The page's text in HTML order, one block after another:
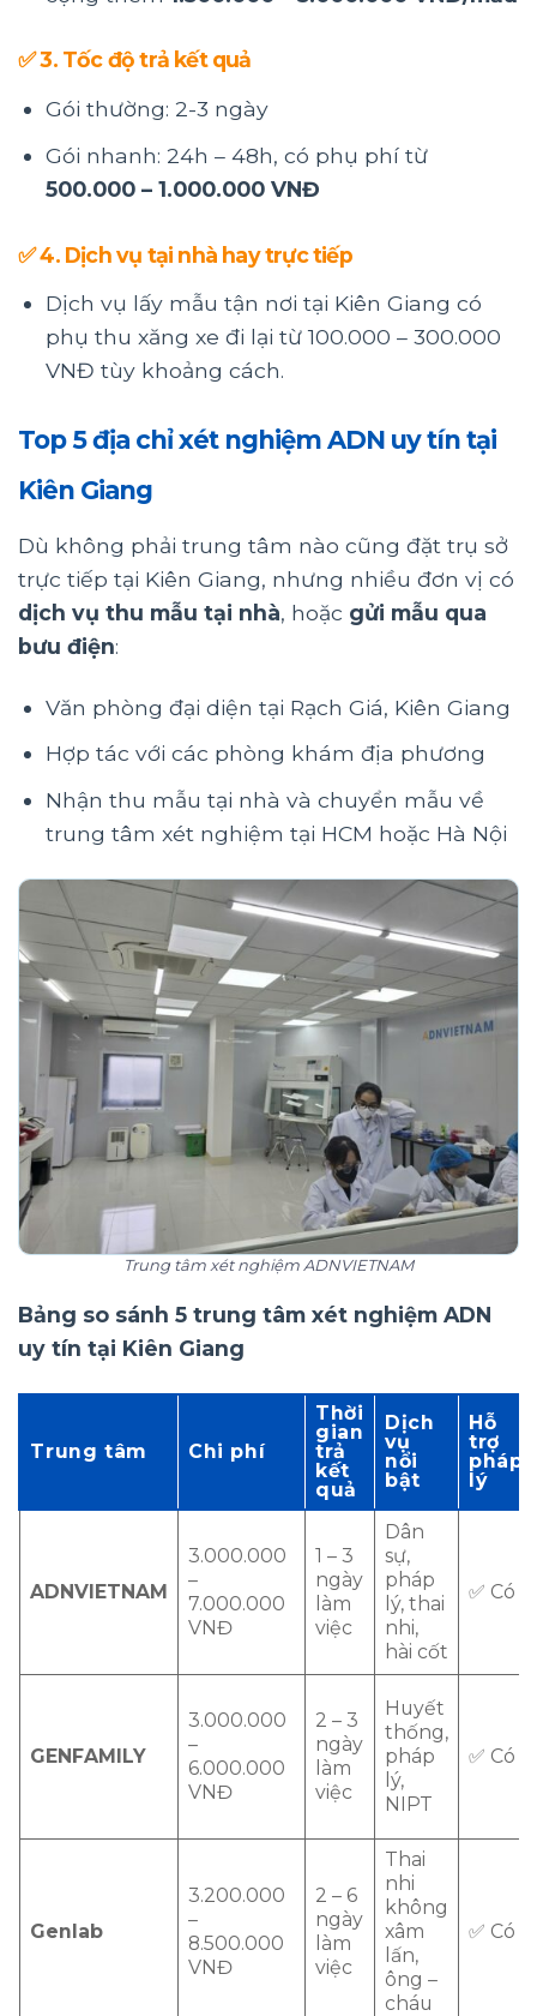
✅3. Tốc độ trả kết quả
Gói thường: 2-3 ngày
Gói nhanh: 24h – 48h, có phụ phí từ
500.000 – 1.000.000 VNĐ
✅4. Dịch vụ tại nhà hay trực tiếp
Dịch vụ lấy mẫu tận nơi tại Kiên Giang có
phụ thu xăng xe đi lại từ 100.000 – 300.000
VNĐ tùy khoảng cách.
Top 5 địa chỉ xét nghiệm ADN uy tín tại
Kiên Giang
Dù không phải trung tâm nào cũng đặt trụ sở
trực tiếp tại Kiên Giang, nhưng nhiều đơn vị có
dịch vụ thu mẫu tại nhà, hoặc gửi mẫu qua
bưu điện:
Văn phòng đại diện tại Rạch Giá, Kiên Giang
Hợp tác với các phòng khám địa phương
Nhận thu mẫu tại nhà và chuyển mẫu về
trung tâm xét nghiệm tại HCM hoặc Hà Nội
Trung tâm xét nghiệm ADNVIETNAM
Bảng so sánh 5 trung tâm xét nghiệm ADN
uy tín tại Kiên Giang
Trung tâm Chi phí
Thời
gian
trả
kết
quả
Dịch
vụ
nổi
bật
Hỗ
trợ
pháp
lý
ADNVIETNAM
3.000.000
–
7.000.000
VNĐ
1 – 3
ngày
làm
việc
Dân
sự,
pháp
lý, thai
nhi,
hài cốt
✅ Có
GENFAMILY
3.000.000
–
6.000.000
VNĐ
2 – 3
ngày
làm
việc
Huyết
thống,
pháp
lý,
NIPT
✅ Có
Genlab
3.200.000
–
8.500.000
VNĐ
2 – 6
ngày
làm
việc
Thai
nhi
không
xâm
lấn,
ông –
cháu
✅ Có